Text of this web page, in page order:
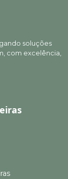
soluções
com excelência,